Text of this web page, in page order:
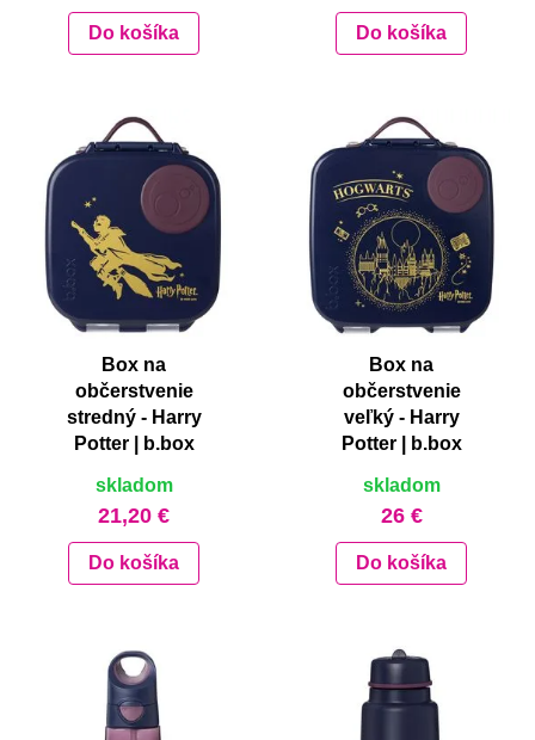
Do košíka Do košíka
Box na
občerstvenie
stredný - Harry
Potter | b.box
skladom
21,20 €
Do košíka
Box na
občerstvenie
veľký - Harry
Potter | b.box
skladom
26 €
Do košíka